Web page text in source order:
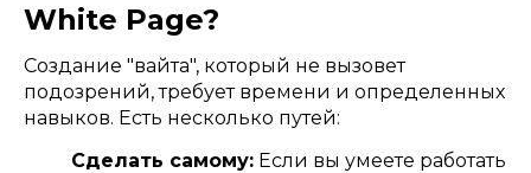
White Page?
Создание "вайта", который не вызовет
подозрений, требует времени и определенных
навыков. Есть несколько путей:
Сделать самому: Если вы умеете работать